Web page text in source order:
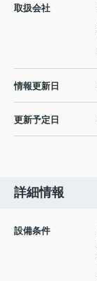
取扱会社
情報更新日
更新予定日
詳細情報
設備条件